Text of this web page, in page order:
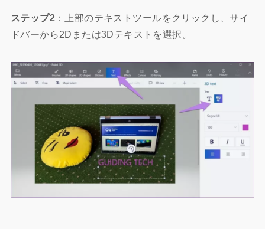
ステップ2：上部のテキストツールをクリックし、サイ
ドバーから2Dまたは3Dテキストを選択。